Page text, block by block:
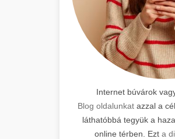
Internet búvárok
Blog oldalunkatazzal a
láthatóbbá tegyük a
online térben. Ezt a